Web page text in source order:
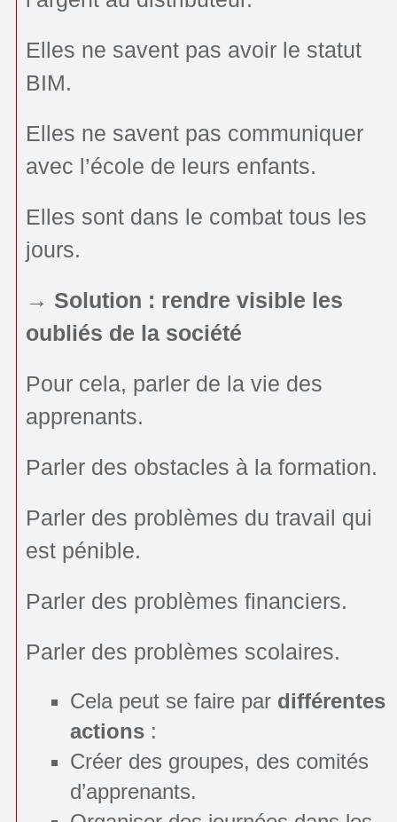
Elles ne savent pas avoir le statut
BIM.
Elles ne savent pas communiquer
avec l’école de leurs enfants.
Elles sont dans le combat tous les
jours.
→ Solution : rendre visible les
oubliés de la société
Pour cela, parler de la vie des
apprenants.
Parler des obstacles à la formation.
Parler des problèmes du travail qui
est pénible.
Parler des problèmes financiers.
Parler des problèmes scolaires.
Cela peut se faire par différentes
actions:
Créer des groupes, des comités
d’apprenants.